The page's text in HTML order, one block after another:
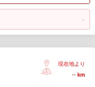
-
現在地より
-- km